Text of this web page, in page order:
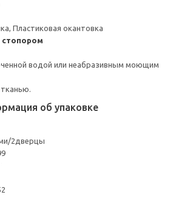
Пластиковая окантовка
стопором
водой или неабразивным моющим
об упаковке
2дверцы